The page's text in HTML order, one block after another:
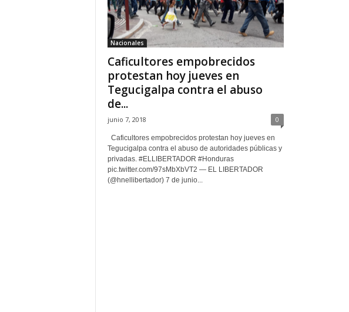
Nacionales
Caficultores empobrecidos
protestan hoy jueves en
Tegucigalpa contra el abuso
de...
junio 7, 2018 0
Caficultores empobrecidos protestan hoy jueves en
Tegucigalpa contra el abuso de autoridades públicas y
privadas. #ELLIBERTADOR #Honduras
pic.twitter.com/97sMbXbVT2 — EL LIBERTADOR
(@hnellibertador) 7 de junio...